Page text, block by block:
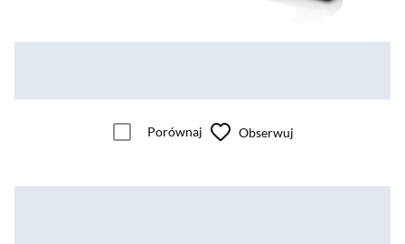
Porównaj Obserwuj